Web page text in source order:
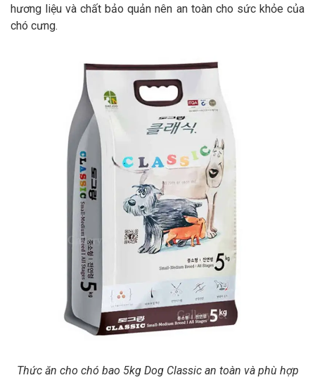
hương liệu và chất bảo quản nên an toàn cho sức khỏe của
chó cưng.
Thức ăn cho chó bao 5kg Dog Classic an toàn và phù hợp